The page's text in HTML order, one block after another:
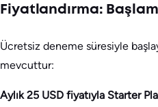
Fiyatlandırma:
Ücretsiz deneme süresiyle
mevcuttur:
Aylık 25 USD fiyatıyla Starter